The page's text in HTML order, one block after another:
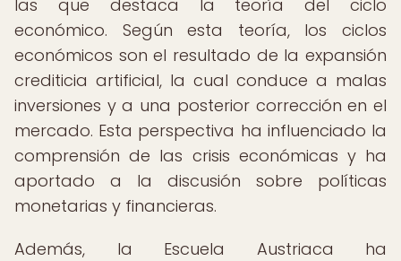
las que destaca la teoría del ciclo
económico. Según esta teoría, los ciclos
económicos son el resultado de la expansión
crediticia artificial, la cual conduce a malas
inversiones y a una posterior corrección en el
mercado. Esta perspectiva ha influenciado la
comprensión de las crisis económicas y ha
aportado a la discusión sobre políticas
monetarias y financieras.
Además, la Escuela Austriaca ha